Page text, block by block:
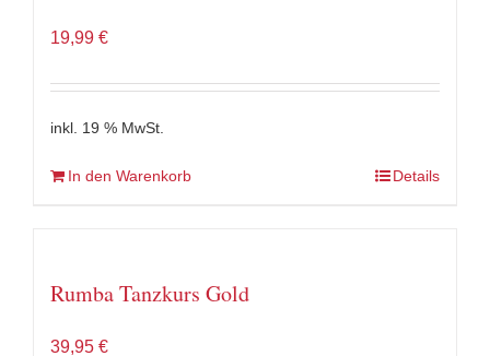
19,99 €
inkl. 19 % MwSt.
In den Warenkorb Details
Rumba Tanzkurs Gold
39,95 €